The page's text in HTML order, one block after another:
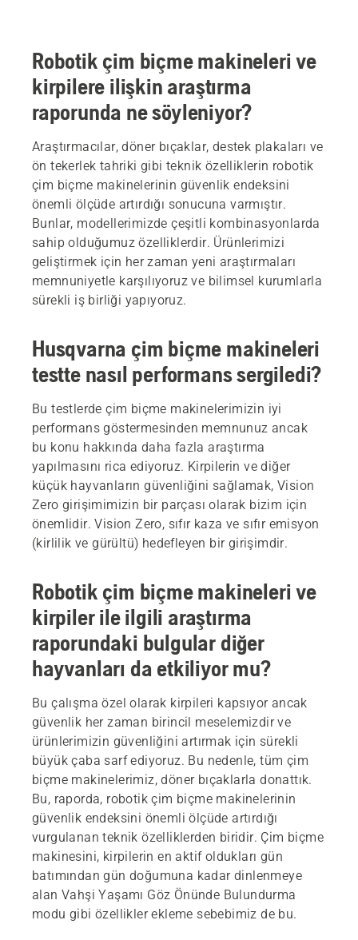
Robotik çim biçme makineleri ve
kirpilere ilişkin araştırma
raporunda ne söyleniyor?
Araştırmacılar, döner bıçaklar, destek plakaları ve
ön tekerlek tahriki gibi teknik özelliklerin robotik
çim biçme makinelerinin güvenlik endeksini
önemli ölçüde artırdığı sonucuna varmıştır.
Bunlar, modellerimizde çeşitli kombinasyonlarda
sahip olduğumuz özelliklerdir. Ürünlerimizi
geliştirmek için her zaman yeni araştırmaları
memnuniyetle karşılıyoruz ve bilimsel kurumlarla
sürekli iş birliği yapıyoruz.
Husqvarna çim biçme makineleri
testte nasıl performans sergiledi?
Bu testlerde çim biçme makinelerimizin iyi
performans göstermesinden memnunuz ancak
bu konu hakkında daha fazla araştırma
yapılmasını rica ediyoruz. Kirpilerin ve diğer
küçük hayvanların güvenliğini sağlamak, Vision
Zero girişimimizin bir parçası olarak bizim için
önemlidir. Vision Zero, sıfır kaza ve sıfır emisyon
(kirlilik ve gürültü) hedefleyen bir girişimdir.
Robotik çim biçme makineleri ve
kirpiler ile ilgili araştırma
raporundaki bulgular diğer
hayvanları da etkiliyor mu?
Bu çalışma özel olarak kirpileri kapsıyor ancak
güvenlik her zaman birincil meselemizdir ve
ürünlerimizin güvenliğini artırmak için sürekli
büyük çaba sarf ediyoruz. Bu nedenle, tüm çim
biçme makinelerimiz, döner bıçaklarla donattık.
Bu, raporda, robotik çim biçme makinelerinin
güvenlik endeksini önemli ölçüde artırdığı
vurgulanan teknik özelliklerden biridir. Çim biçme
makinesini, kirpilerin en aktif oldukları gün
batımından gün doğumuna kadar dinlenmeye
alan Vahşi Yaşamı Göz Önünde Bulundurma
modu gibi özellikler ekleme sebebimiz de bu.